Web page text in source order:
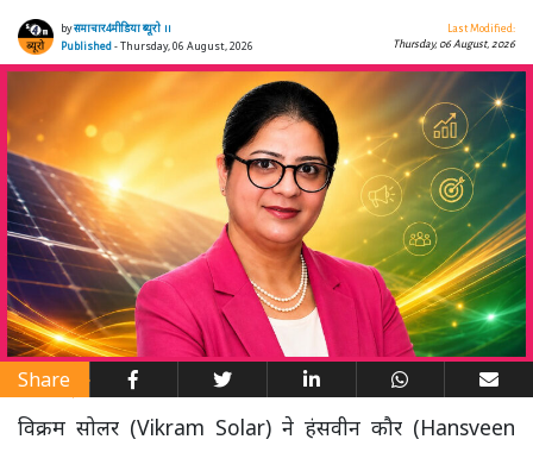
byसमाचार4मीडिया ब्यूरो ।।
Published- Thursday, 06 August, 2026
Last Modified:
Thursday, 06 August, 2026
Share
विक्रम सोलर (Vikram Solar) ने हंसवीन कौर (Hansveen